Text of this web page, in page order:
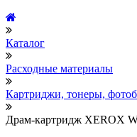
Каталог
Расходные материалы
Картриджи, тонеры,
Драм-картридж XEROX